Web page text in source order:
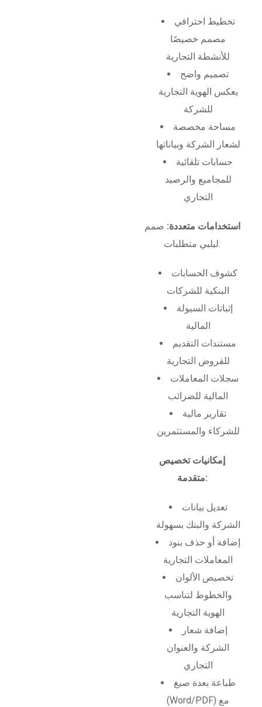
تخطيط احترافي
مصمم خصيصًا
للأنشطة التجارية
تصميم واضح
يعكس الهوية التجارية
للشركة
مساحة مخصصة
لشعار الشركة وبياناتها
حسابات تلقائية
للمجاميع والرصيد
التجاري
استخدامات متعددة: صمم
ليلبي متطلبات:
كشوف الحسابات
البنكية للشركات
إثباتات السيولة
المالية
مستندات التقديم
للقروض التجارية
سجلات المعاملات
المالية للضرائب
تقارير مالية
للشركاء والمستثمرين
إمكانيات تخصيص
متقدمة:
تعديل بيانات
الشركة والبنك بسهولة
إضافة أو حذف بنود
المعاملات التجارية
تخصيص الألوان
والخطوط لتناسب
الهوية التجارية
إضافة شعار
الشركة والعنوان
التجاري
طباعة بعدة صيغ
(Word/PDF) مع